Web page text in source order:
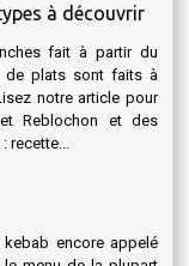
à découvrir
fait à partir du
de plats sont faits à
notre article pour
Reblochon et des
encore appelé